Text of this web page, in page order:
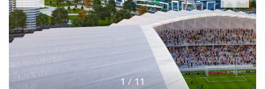
1 / 11